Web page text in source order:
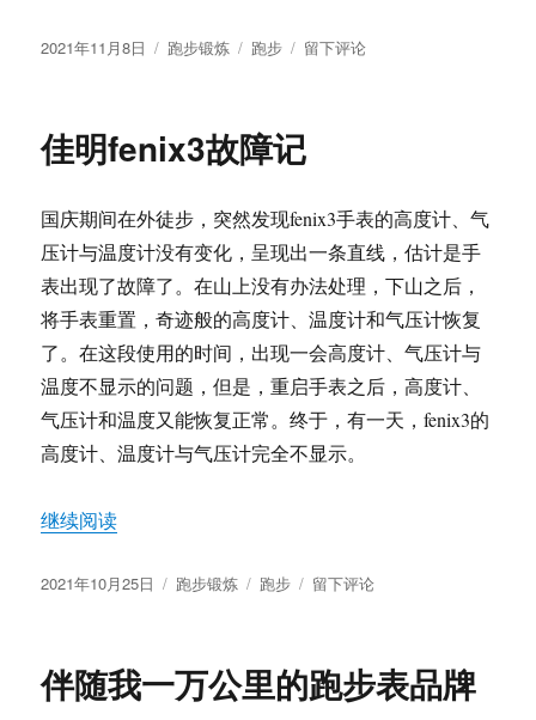
发
2021年11月8日
分
跑步锻炼
标
跑步
于
后
体
留下评论
佳明fenix3故障记
国庆期间在外徒步，突然发现fenix3手表的高度计、气
压计与温度计没有变化，呈现出一条直线，估计是手
表出现了故障了。在山上没有办法处理，下山之后，
将手表重置，奇迹般的高度计、温度计和气压计恢复
了。在这段使用的时间，出现一会高度计、气压计与
温度不显示的问题，但是，重启手表之后，高度计、
气压计和温度又能恢复正常。终于，有一天，fenix3的
高度计、温度计与气压计完全不显示。
继续阅读“佳明fenix3故障记”
发
2021年10月25日
分
跑步锻炼
标
跑步
于
故
障
留下评论
伴随我一万公里的跑步表品牌